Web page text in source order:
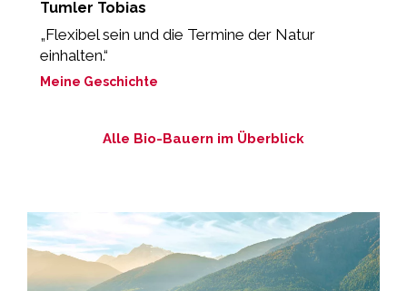
Tumler Tobias
„Flexibel sein und die Termine der Natur
einhalten.“
Meine Geschichte
Alle Bio-Bauern im Überblick